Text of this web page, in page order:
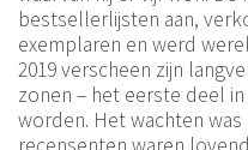
bestsellerlijsten aan,
exemplaren en werd
2019 verscheen zijn
zonen – het eerste deel
worden. Het wachten